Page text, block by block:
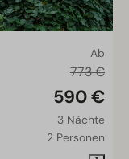
Ab
773 €
590 €
3 Nächte
2 Personen